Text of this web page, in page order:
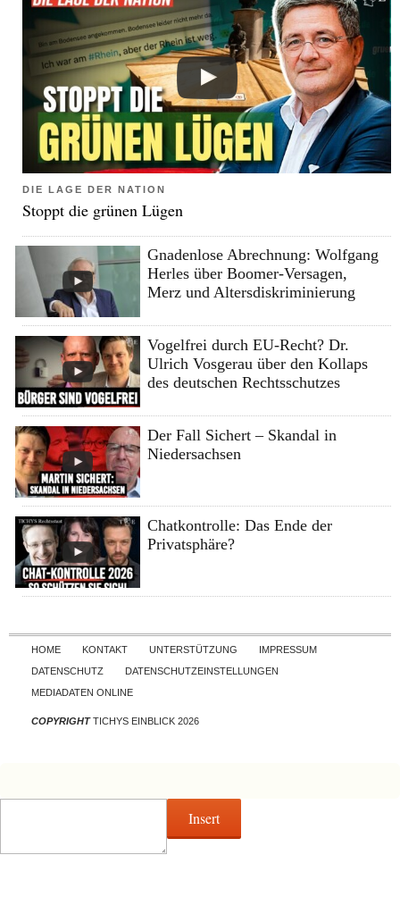
DIE LAGE DER NATION
Stoppt die grünen Lügen
Gnadenlose Abrechnung: Wolfgang
Herles über Boomer-Versagen,
Merz und Altersdiskriminierung
Vogelfrei durch EU-Recht? Dr.
Ulrich Vosgerau über den Kollaps
des deutschen Rechtsschutzes
Der Fall Sichert – Skandal in
Niedersachsen
Chatkontrolle: Das Ende der
Privatsphäre?
Skip to content
HOME KONTAKT UNTERSTÜTZUNG
IMPRESSUM
DATENSCHUTZ
DATENSCHUTZEINSTELLUNGEN
MEDIADATEN ONLINE
COPYRIGHTTICHYS EINBLICK 2026
Insert